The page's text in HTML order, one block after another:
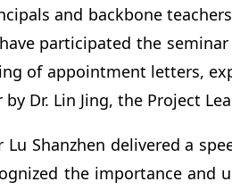
and backbone
participated the
of appointment letters,
Dr. Lin Jing, the Project
Lu Shanzhen delivered a
the importance and